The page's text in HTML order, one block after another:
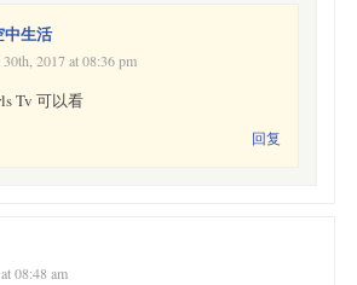
中生活
30th, 2017 at 08:36 pm
Tv 可以看
回复
08:48 am